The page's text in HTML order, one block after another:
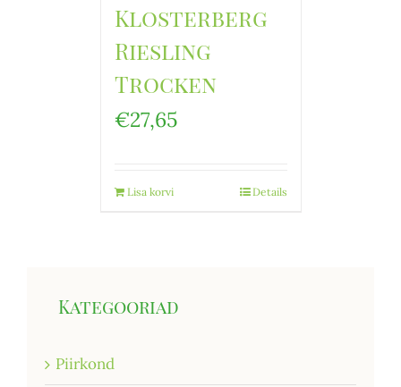
Klosterberg
Riesling
Trocken
€27,65
Lisa korvi Details
Kategooriad
Piirkond